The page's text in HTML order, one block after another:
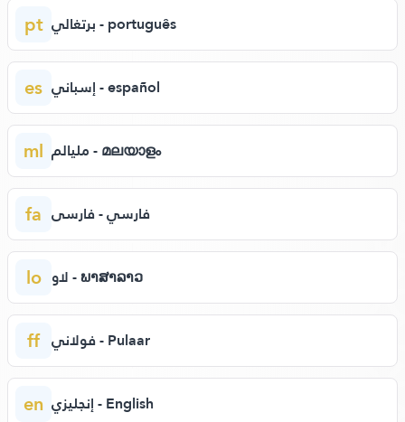
pt برتغالي - português
es إسباني - español
ml مليالم - മലയാളം
fa فارسي - فارسی
lo لاو - ພາສາລາວ
ff فولاني - Pulaar
en إنجليزي - English